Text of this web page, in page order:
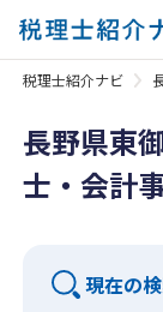
税理士紹介ナビ
長野県東
士・会計
現在の